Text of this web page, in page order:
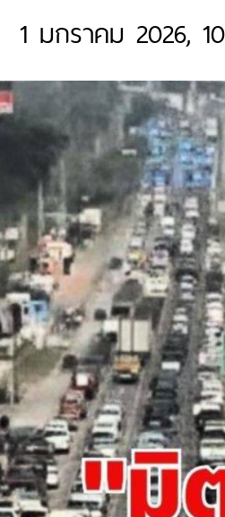
1 มกราคม 2026,